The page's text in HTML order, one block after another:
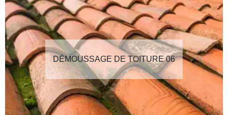
DÉMOUSSAGE DE TOITURE 06